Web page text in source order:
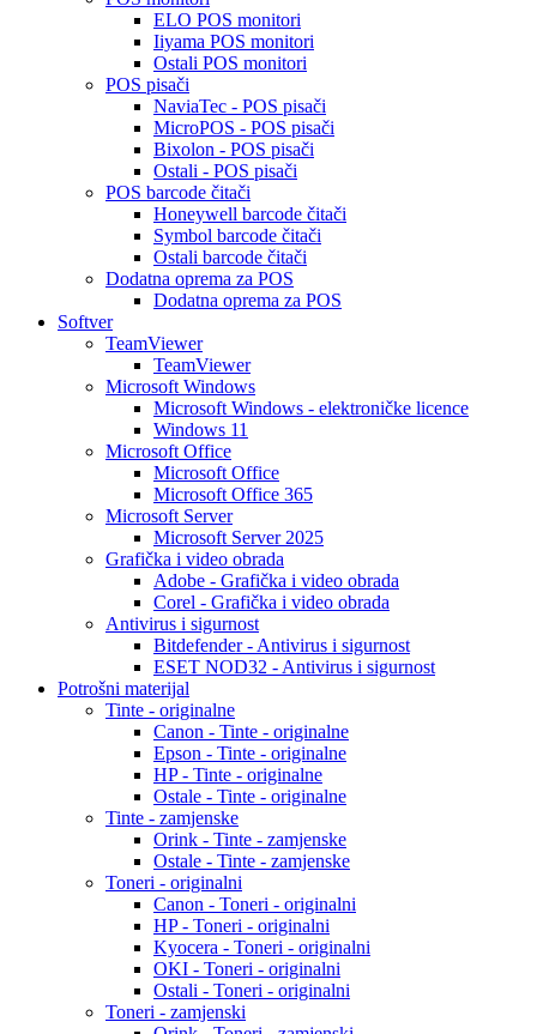
ELO POS monitori
Iiyama POS monitori
Ostali POS monitori
POS pisači
NaviaTec - POS pisači
MicroPOS - POS pisači
Bixolon - POS pisači
Ostali - POS pisači
POS barcode čitači
Honeywell barcode čitači
Symbol barcode čitači
Ostali barcode čitači
Dodatna oprema za POS
Dodatna oprema za POS
Softver
TeamViewer
TeamViewer
Microsoft Windows
Microsoft Windows - elektroničke licence
Windows 11
Microsoft Office
Microsoft Office
Microsoft Office 365
Microsoft Server
Microsoft Server 2025
Grafička i video obrada
Adobe - Grafička i video obrada
Corel - Grafička i video obrada
Antivirus i sigurnost
Bitdefender - Antivirus i sigurnost
ESET NOD32 - Antivirus i sigurnost
Potrošni materijal
Tinte - originalne
Canon - Tinte - originalne
Epson - Tinte - originalne
HP - Tinte - originalne
Ostale - Tinte - originalne
Tinte - zamjenske
Orink - Tinte - zamjenske
Ostale - Tinte - zamjenske
Toneri - originalni
Canon - Toneri - originalni
HP - Toneri - originalni
Kyocera - Toneri - originalni
OKI - Toneri - originalni
Ostali - Toneri - originalni
Toneri - zamjenski